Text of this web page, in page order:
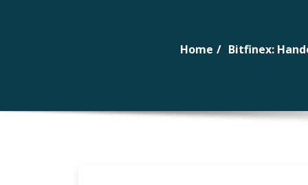
Home Bitfinex: